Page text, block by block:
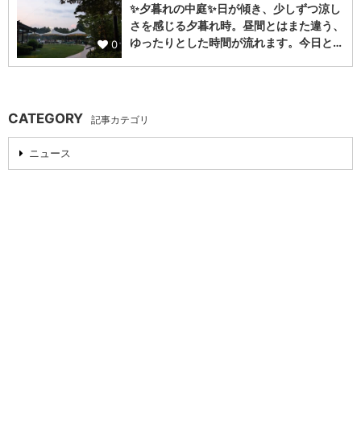
0
✨夕暮れの中庭✨日が傾き、少しずつ涼し
さを感じる夕暮れ時。昼間とはまた違う、
ゆったりとした時間が流れます。今日と…
CATEGORY 記事カテゴリ
ニュース